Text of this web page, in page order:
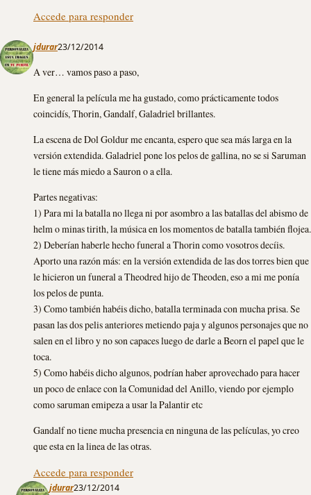
Accede para responder
jdurar23/12/2014
A ver… vamos paso a paso,
En general la película me ha gustado, como prácticamente todos
coincidís, Thorin, Gandalf, Galadriel brillantes.
La escena de Dol Goldur me encanta, espero que sea más larga en la
versión extendida. Galadriel pone los pelos de gallina, no se si Saruman
le tiene más miedo a Sauron o a ella.
Partes negativas:
1) Para mi la batalla no llega ni por asombro a las batallas del abismo de
helm o minas tirith, la música en los momentos de batalla también flojea.
2) Deberían haberle hecho funeral a Thorin como vosotros decíis.
Aporto una razón más: en la versión extendida de las dos torres bien que
le hicieron un funeral a Theodred hijo de Theoden, eso a mi me ponía
los pelos de punta.
3) Como también habéis dicho, batalla terminada con mucha prisa. Se
pasan las dos pelis anteriores metiendo paja y algunos personajes que no
salen en el libro y no son capaces luego de darle a Beorn el papel que le
toca.
5) Como habéis dicho algunos, podrían haber aprovechado para hacer
un poco de enlace con la Comunidad del Anillo, viendo por ejemplo
como saruman emipeza a usar la Palantir etc
Gandalf no tiene mucha presencia en ninguna de las películas, yo creo
que esta en la linea de las otras.
Accede para responder
jdurar23/12/2014